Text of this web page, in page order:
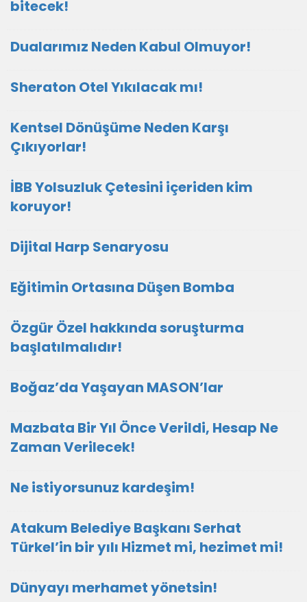
bitecek!
Dualarımız Neden Kabul Olmuyor!
Sheraton Otel Yıkılacak mı!
Kentsel Dönüşüme Neden Karşı
Çıkıyorlar!
İBB Yolsuzluk Çetesini içeriden kim
koruyor!
Dijital Harp Senaryosu
Eğitimin Ortasına Düşen Bomba
Özgür Özel hakkında soruşturma
başlatılmalıdır!
Boğaz’da Yaşayan MASON’lar
Mazbata Bir Yıl Önce Verildi, Hesap Ne
Zaman Verilecek!
Ne istiyorsunuz kardeşim!
Atakum Belediye Başkanı Serhat
Türkel’in bir yılı Hizmet mi, hezimet mi!
Dünyayı merhamet yönetsin!